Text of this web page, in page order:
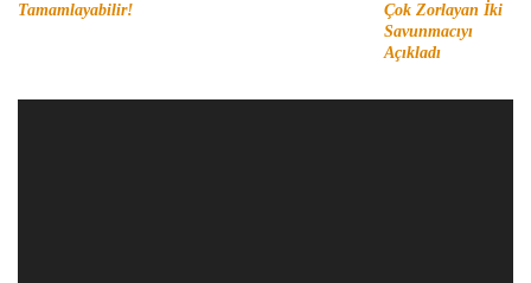
Tamamlayabilir!
Çok Zorlayan İki
Savunmacıyı
Açıkladı